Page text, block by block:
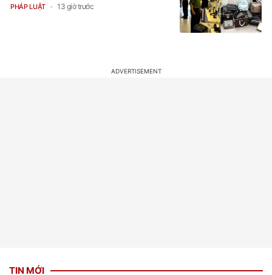
PHÁP LUẬT 13 giờ trước
TIN MỚI